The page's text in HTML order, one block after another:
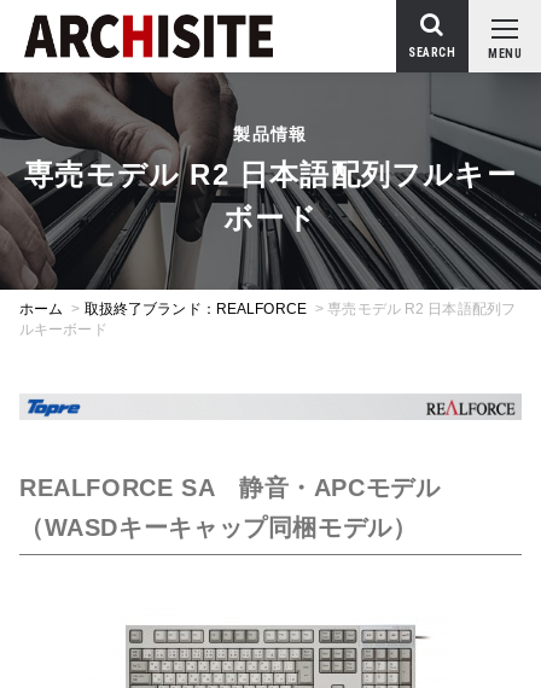
MENU
SEARCH
製品情報
専売モデル R2 日本語配列フルキー
ボード
ホーム > 取扱終了ブランド：REALFORCE >専売モデル R2 日本語配列フ
ルキーボード
REALFORCE SA 静音・APCモデル
（WASDキーキャップ同梱モデル）